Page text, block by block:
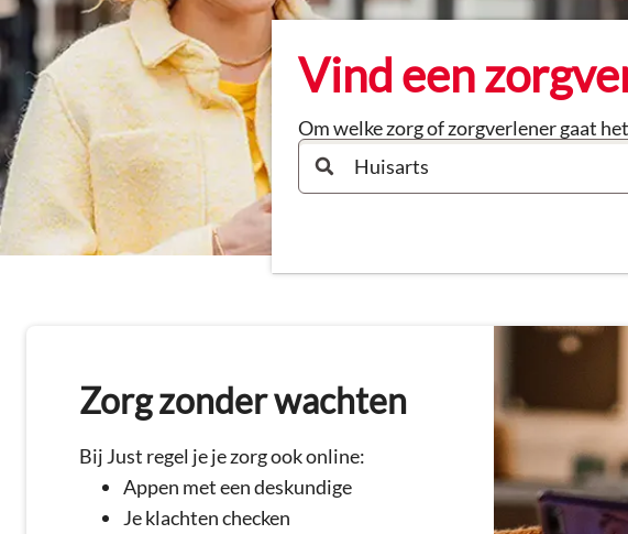
Vind een
Om welke zorg of zorgverlener gaat
Zorg zonder wachten
Bij Just regel je je zorg ook online:
Appen met een deskundige
Je klachten checken